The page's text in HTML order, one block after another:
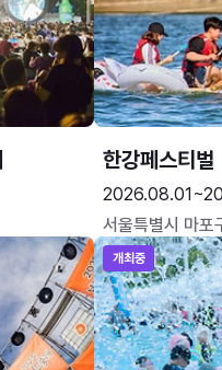
한강페스티벌
서울특별시 마포
개최중